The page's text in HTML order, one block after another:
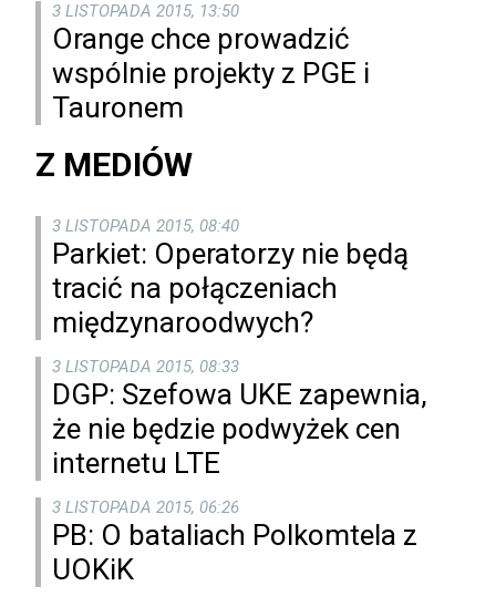
3 LISTOPADA 2015, 13:50
Orange chce prowadzić
wspólnie projekty z PGE i
Tauronem
Z MEDIÓW
3 LISTOPADA 2015, 08:40
Parkiet: Operatorzy nie będą
tracić na połączeniach
międzynaroodwych?
3 LISTOPADA 2015, 08:33
DGP: Szefowa UKE zapewnia,
że nie będzie podwyżek cen
internetu LTE
3 LISTOPADA 2015, 06:26
PB: O bataliach Polkomtela z
UOKiK